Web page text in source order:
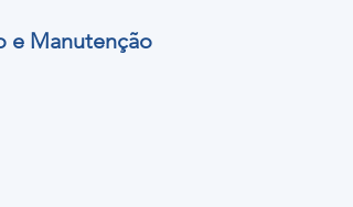
e Manutenção